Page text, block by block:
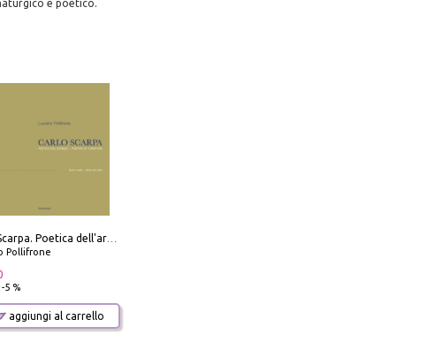
e poetico.
Pollifrone
5 %
aggiungi al carrello